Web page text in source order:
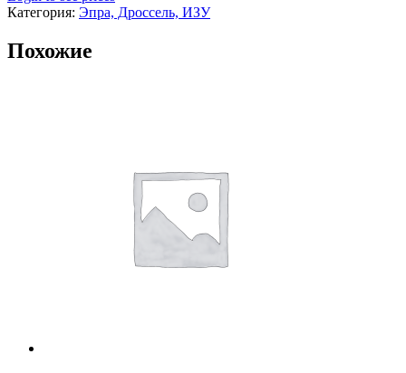
Категория: Эпра, Дроссель, ИЗУ
Похожие